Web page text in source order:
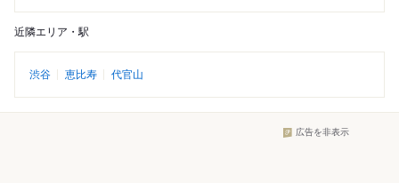
近隣エリア・駅
渋谷 恵比寿 代官山
広告を非表示